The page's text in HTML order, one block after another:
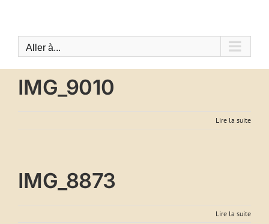
Aller à...
IMG_9010
Lire la suite
IMG_8873
Lire la suite